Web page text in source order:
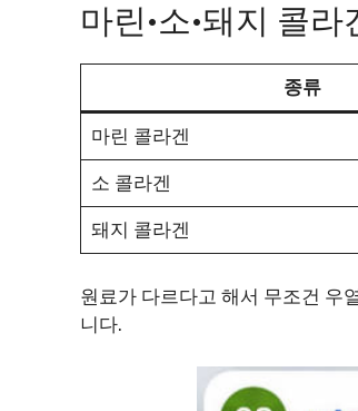
마린·소·돼지 콜라
종류
마린 콜라겐
소 콜라겐
돼지 콜라겐
원료가 다르다고 해서 무조건 우
니다.